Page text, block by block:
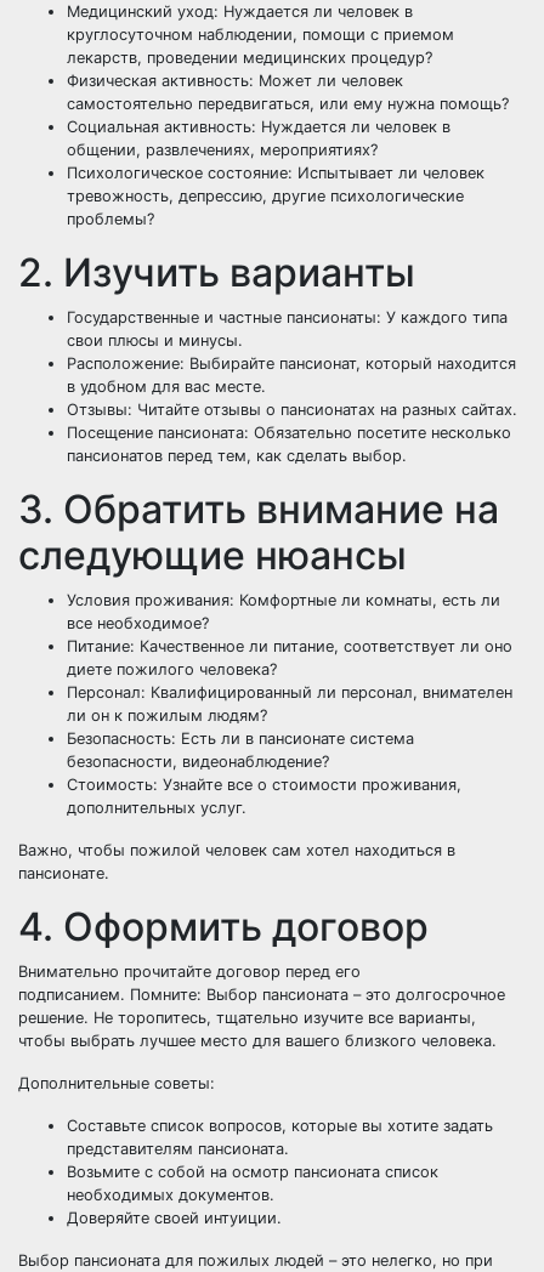
Медицинский уход: Нуждается ли человек в
круглосуточном наблюдении, помощи с приемом
лекарств, проведении медицинских процедур?
Физическая активность: Может ли человек
самостоятельно передвигаться, или ему нужна помощь?
Социальная активность: Нуждается ли человек в
общении, развлечениях, мероприятиях?
Психологическое состояние: Испытывает ли человек
тревожность, депрессию, другие психологические
проблемы?
2. Изучить варианты
Государственные и частные пансионаты: У каждого типа
свои плюсы и минусы.
Расположение: Выбирайте пансионат, который находится
в удобном для вас месте.
Отзывы: Читайте отзывы о пансионатах на разных сайтах.
Посещение пансионата: Обязательно посетите несколько
пансионатов перед тем, как сделать выбор.
3. Обратить внимание на
следующие нюансы
Условия проживания: Комфортные ли комнаты, есть ли
все необходимое?
Питание: Качественное ли питание, соответствует ли оно
диете пожилого человека?
Персонал: Квалифицированный ли персонал, внимателен
ли он к пожилым людям?
Безопасность: Есть ли в пансионате система
безопасности, видеонаблюдение?
Стоимость: Узнайте все о стоимости проживания,
дополнительных услуг.
Важно, чтобы пожилой человек сам хотел находиться в
пансионате.
4. Оформить договор
Внимательно прочитайте договор перед его
подписанием. Помните: Выбор пансионата – это долгосрочное
решение. Не торопитесь, тщательно изучите все варианты,
чтобы выбрать лучшее место для вашего близкого человека.
Дополнительные советы:
Составьте список вопросов, которые вы хотите задать
представителям пансионата.
Возьмите с собой на осмотр пансионата список
необходимых документов.
Доверяйте своей интуиции.
Выбор пансионата для пожилых людей – это нелегко, но при